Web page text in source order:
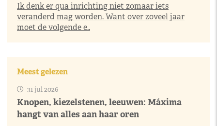
Ik denk er qua inrichting niet zomaar iets
veranderd mag worden. Want over zoveel jaar
moet de volgende e..
Meest gelezen
31 jul 2026
Knopen, kiezelstenen, leeuwen: Máxima
hangt van alles aan haar oren